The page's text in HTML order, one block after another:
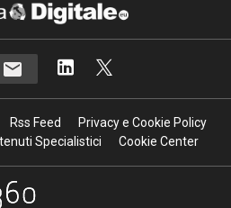
Rss Feed
Privacy e Cookie Policy
Specialistici
Cookie Center